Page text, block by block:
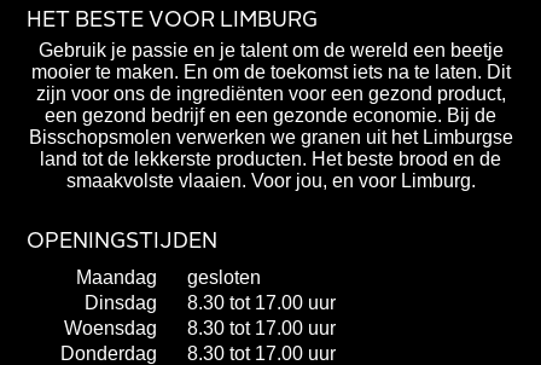
HET BESTE VOOR LIMBURG
Gebruik je passie en je talent om de wereld een beetje
mooier te maken. En om de toekomst iets na te laten. Dit
zijn voor ons de ingrediënten voor een gezond product,
een gezond bedrijf en een gezonde economie. Bij de
Bisschopsmolen verwerken we granen uit het Limburgse
land tot de lekkerste producten. Het beste brood en de
smaakvolste vlaaien. Voor jou, en voor Limburg.
OPENINGSTIJDEN
Maandag
gesloten
Dinsdag
8.30 tot 17.00 uur
Woensdag
8.30 tot 17.00 uur
Donderdag
8.30 tot 17.00 uur